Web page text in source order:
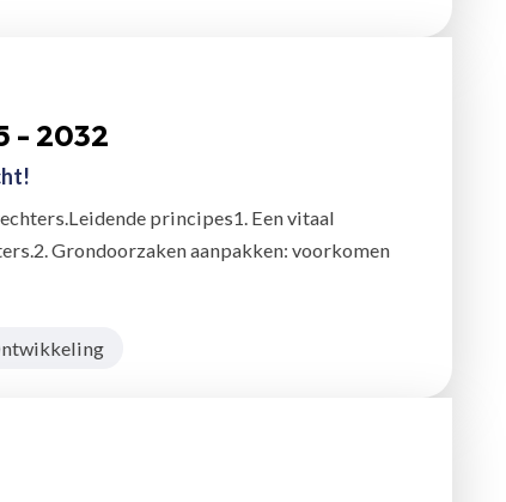
- 2032
principes1. Een vitaal
Grondoorzaken aanpakken: voorkomen